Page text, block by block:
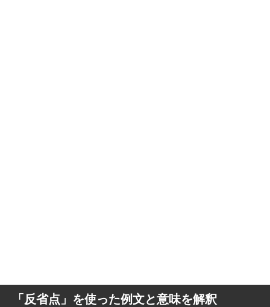
「反省点」を使った例文と意味を解釈